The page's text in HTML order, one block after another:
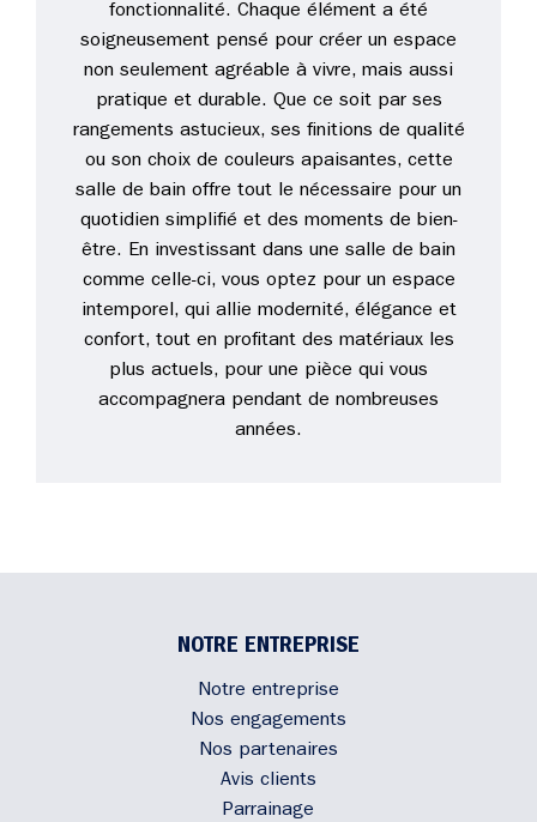
fonctionnalité. Chaque élément a été
soigneusement pensé pour créer un espace
non seulement agréable à vivre, mais aussi
pratique et durable. Que ce soit par ses
rangements astucieux, ses finitions de qualité
ou son choix de couleurs apaisantes, cette
salle de bain offre tout le nécessaire pour un
quotidien simplifié et des moments de bien-
être. En investissant dans une salle de bain
comme celle-ci, vous optez pour un espace
intemporel, qui allie modernité, élégance et
confort, tout en profitant des matériaux les
plus actuels, pour une pièce qui vous
accompagnera pendant de nombreuses
années.
NOTRE ENTREPRISE
Notre entreprise
Nos engagements
Nos partenaires
Avis clients
Parrainage